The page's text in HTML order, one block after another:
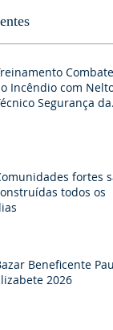
Combate
Incêndio com
Segurança da
fortes
todos os
Beneficente
2026